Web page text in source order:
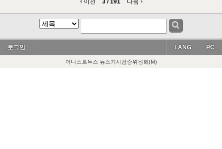
이전 3 / 191 다음
로그인 PC
LANG
어니스트뉴스 뉴스기사검증위원회(M)